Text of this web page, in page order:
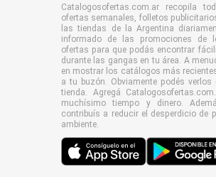
Catalogosofertas.com.ar recopila
ofertas semanales, folletos
las tiendas de la Argentina
informado de las promociones de
ofertas para que podás encontrar
durante las gangas en tu área. A
en mostrar los catálogos más
a tu buzón. Obviamente podés
tienda. Agregá
muchísimo tiempo y dinero.
contribuís a reducir el desperdicio de
ambiente.